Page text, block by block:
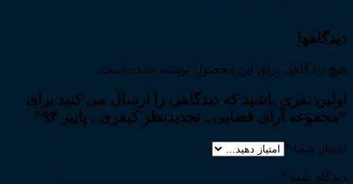
دیدگاهها
هیچ دیدگاهی برای این محصول نوشته نشده است.
اولین نفری باشید که دیدگاهی را ارسال می کنید برای
“مجموعه آرای قضایی ـ تجدیدنظر کیفری ـ پاییز ۹۳”
امتیاز شما *
دیدگاه شما *